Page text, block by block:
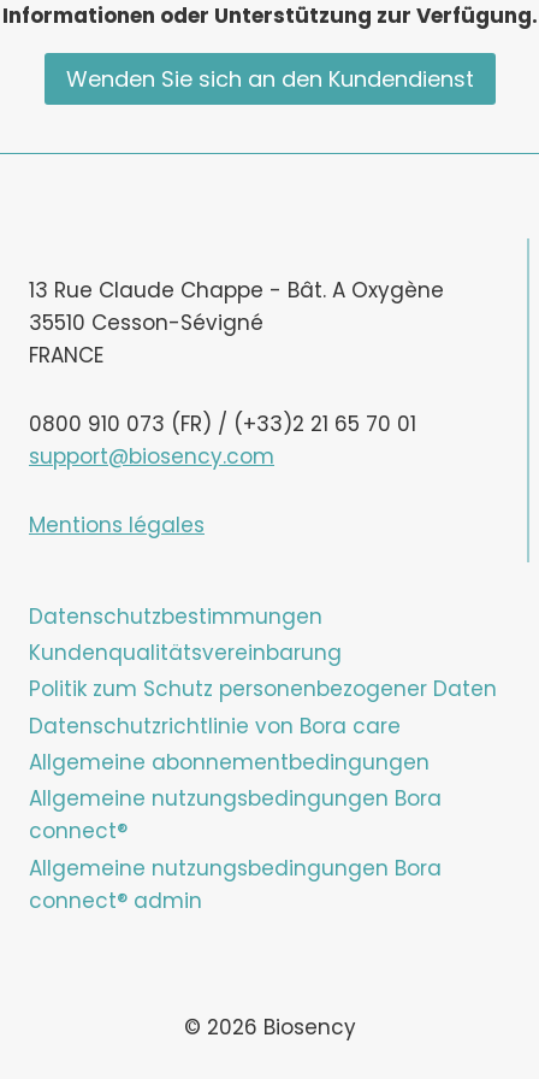
Informationen oder Unterstützung zur Verfügung.
Wenden Sie sich an den Kundendienst
13 Rue Claude Chappe - Bât. A Oxygène
35510 Cesson-Sévigné
FRANCE
0800 910 073 (FR) / (+33)2 21 65 70 01
support@biosency.com
Mentions légales
Datenschutzbestimmungen
Kundenqualitätsvereinbarung
Politik zum Schutz personenbezogener Daten
Datenschutzrichtlinie von Bora care
Allgemeine abonnementbedingungen
Allgemeine nutzungsbedingungen Bora
connect®
Allgemeine nutzungsbedingungen Bora
connect® admin
© 2026 Biosency